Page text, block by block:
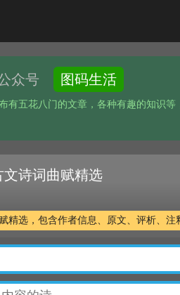
众号 图码生活
有五花八门的文章，各种有趣的知识等
文诗词曲赋精选
精选，包含作者信息、原文、评析、注